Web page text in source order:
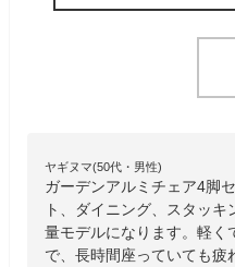
ヤギヌマ(50代・男性)
ガーデンアルミチェア4脚
ト、ダイニング、スタッ
量モデルになります。軽く
で、長時間座っていても疲